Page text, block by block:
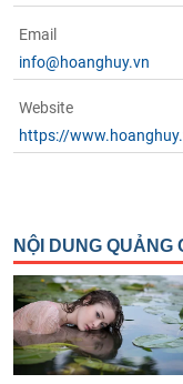
Email
info@hoanghuy.vn
Website
https://